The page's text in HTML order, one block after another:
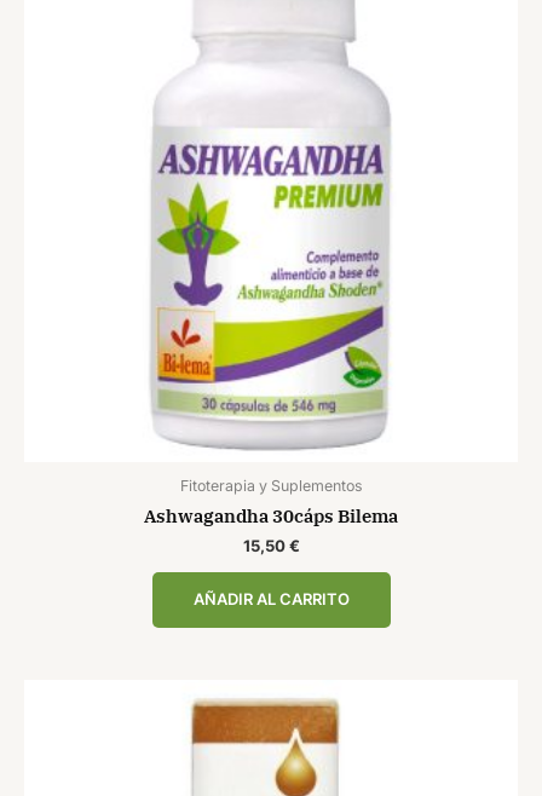
Fitoterapia y Suplementos
Ashwagandha 30cáps Bilema
15,50€
AÑADIR AL CARRITO